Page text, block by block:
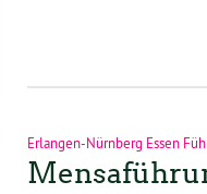
Erlangen-Nürnberg Essen